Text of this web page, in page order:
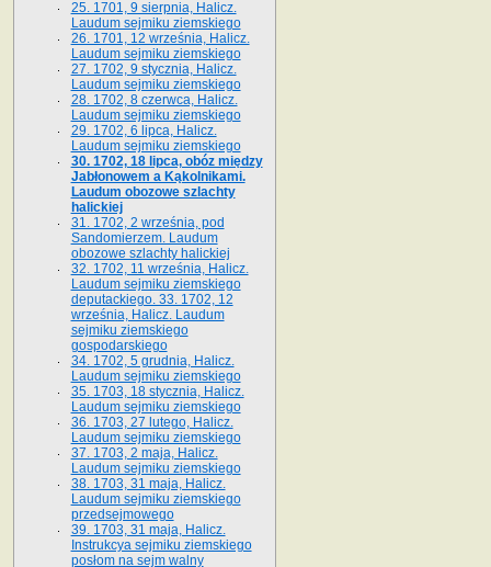
25. 1701, 9 sierpnia, Halicz.
Laudum sejmiku ziemskiego
26. 1701, 12 września, Halicz.
Laudum sejmiku ziemskiego
27. 1702, 9 stycznia, Halicz.
Laudum sejmiku ziemskiego
28. 1702, 8 czerwca, Halicz.
Laudum sejmiku ziemskiego
29. 1702, 6 lipca, Halicz.
Laudum sejmiku ziemskiego
30. 1702, 18 lipca, obóz między
Jabłonowem a Kąkolnikami.
Laudum obozowe szlachty
halickiej
31. 1702, 2 września, pod
Sandomierzem. Laudum
obozowe szlachty halickiej
32. 1702, 11 września, Halicz.
Laudum sejmiku ziemskiego
deputackiego. 33. 1702, 12
września, Halicz. Laudum
sejmiku ziemskiego
gospodarskiego
34. 1702, 5 grudnia, Halicz.
Laudum sejmiku ziemskiego
35. 1703, 18 stycznia, Halicz.
Laudum sejmiku ziemskiego
36. 1703, 27 lutego, Halicz.
Laudum sejmiku ziemskiego
37. 1703, 2 maja, Halicz.
Laudum sejmiku ziemskiego
38. 1703, 31 maja, Halicz.
Laudum sejmiku ziemskiego
przedsejmowego
39. 1703, 31 maja, Halicz.
Instrukcya sejmiku ziemskiego
posłom na sejm walny